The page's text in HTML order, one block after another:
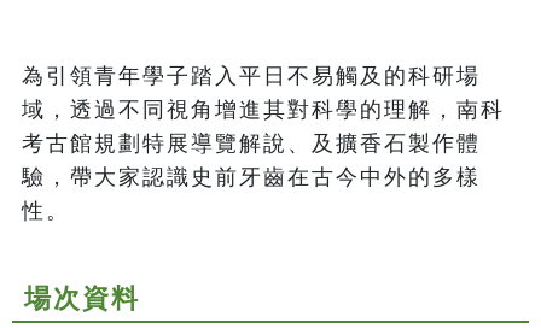
為引領青年學子踏入平日不易觸及的科研場
域，透過不同視角增進其對科學的理解，南科
考古館規劃特展導覽解說、及擴香石製作體
驗，帶大家認識史前牙齒在古今中外的多樣
性。
場次資料